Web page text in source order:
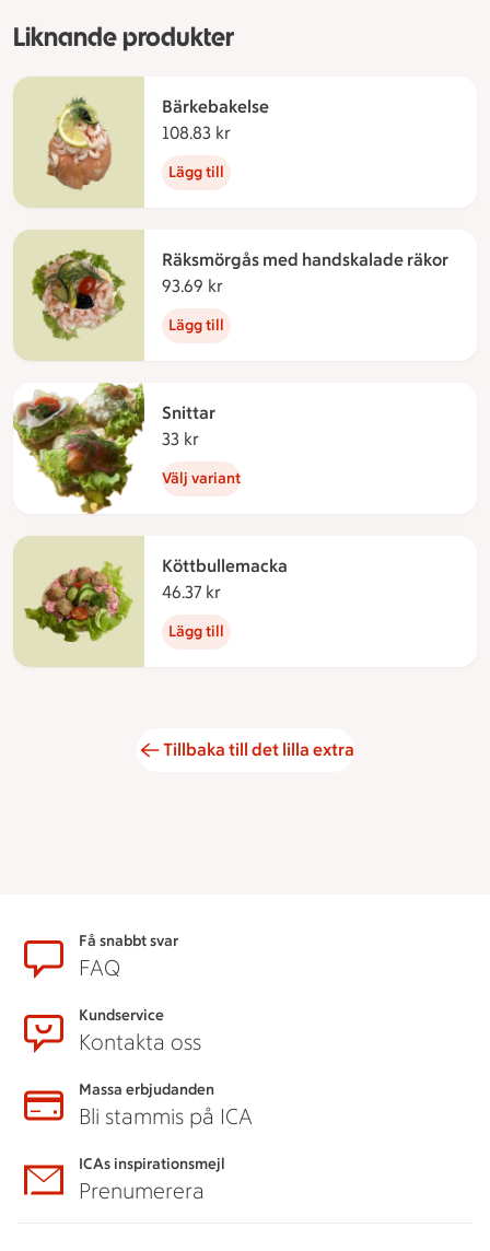
Liknande produkter
Bärkebakelse
108.83 kr
Lägg till
Räksmörgås med handskalade räkor
93.69 kr
Lägg till
Snittar
33 kr
Välj variant
Köttbullemacka
46.37 kr
Lägg till
Tillbaka till det lilla extra
SidfotFå snabbt svar
FAQ
Kundservice
Kontakta oss
Massa erbjudanden
Bli stammis på ICA
ICAs inspirationsmejl
Prenumerera